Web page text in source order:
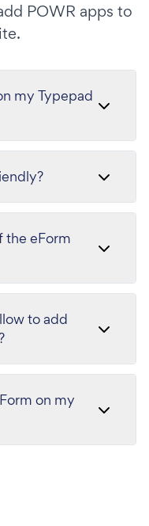
POWR apps to
my Typepad
the eForm
to add
on my